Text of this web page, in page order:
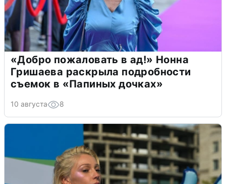
«Добро пожаловать в ад!» Нонна
Гришаева раскрыла подробности
съемок в «Папиных дочках»
10 августа 8